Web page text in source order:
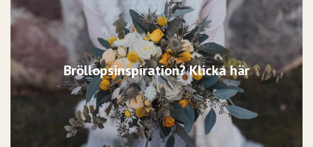
Bröllopsinspiration? Klicka här